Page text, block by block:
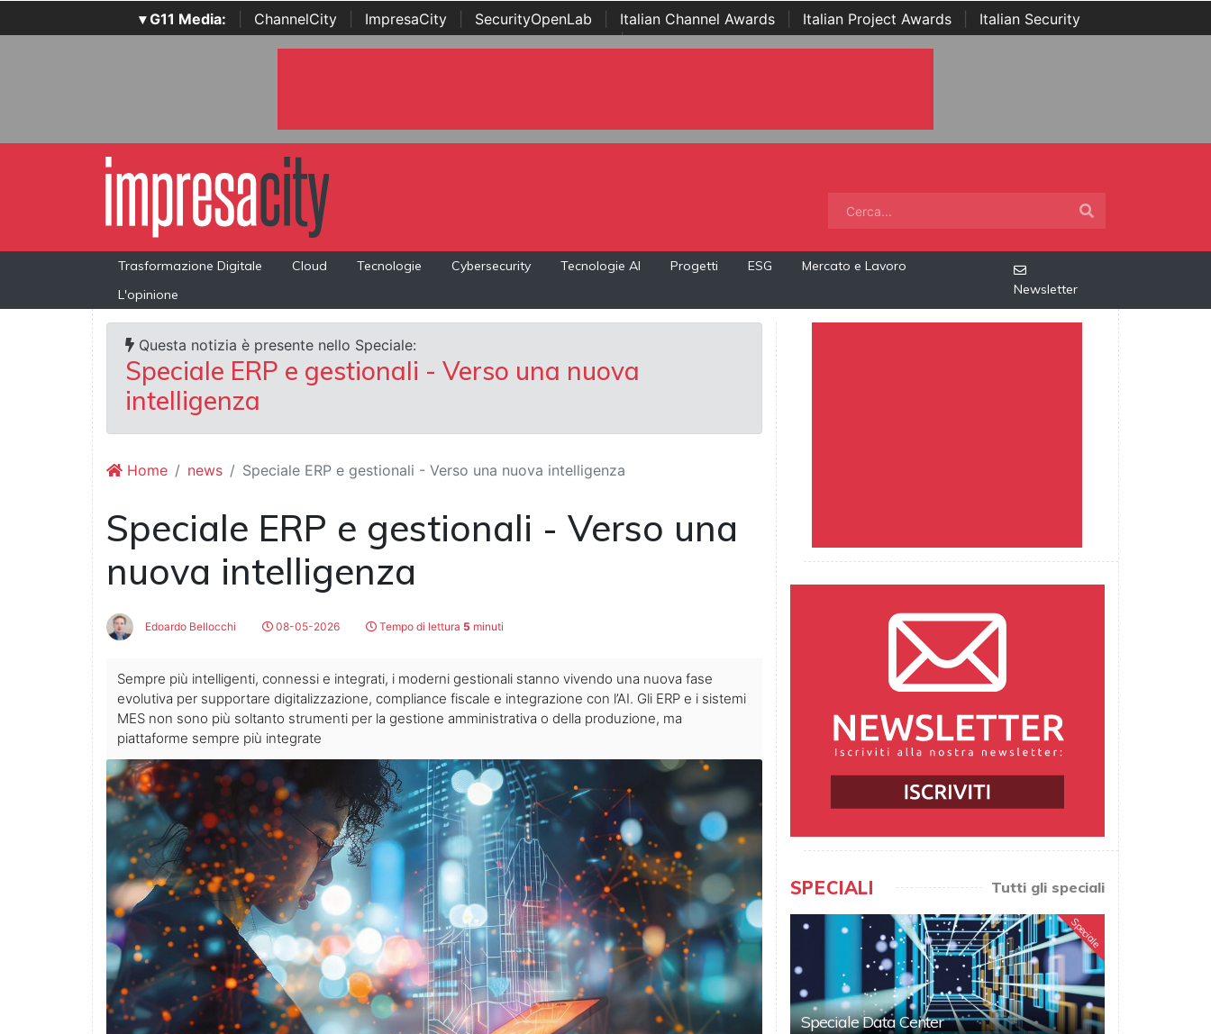
▾ G11 Media: ChannelCity ImpresaCity SecurityOpenLab Italian Channel Awards Italian Project Awards
Italian Security
Awards | ...
Trasformazione Digitale Cloud Tecnologie Cybersecurity Tecnologie AI Progetti ESG
Mercato e Lavoro
L'opinione
Newsletter
Questa notizia è presente nello Speciale:
Speciale ERP e gestionali - Verso una nuova
intelligenza
Home news Speciale ERP e gestionali - Verso una nuova intelligenza
Speciale ERP e gestionali - Verso una
nuova intelligenza
Edoardo Bellocchi 08-05-2026 Tempo di lettura 5 minuti
Sempre più intelligenti, connessi e integrati, i moderni gestionali stanno vivendo una nuova fase
evolutiva per supportare digitalizzazione, compliance fiscale e integrazione con l’AI. Gli ERP e i sistemi
MES non sono più soltanto strumenti per la gestione amministrativa o della produzione, ma
piattaforme sempre più integrate
SPECIALI Tutti gli speciali
Speciale
Speciale Data Center